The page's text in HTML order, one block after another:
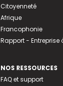
Citoyenneté
Afrique
Francophonie
Rapport - Entreprise
NOS RESSOURCES
FAQ et support